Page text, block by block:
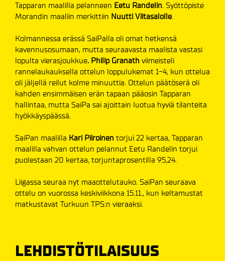
Tapparan maalilla pelanneen Eetu Randelin. Syöttöpiste
Morandin maaliin merkittiin Nuutti Viitasalolle.
Kolmannessa erässä SaiPalla oli omat hetkensä
kavennusosumaan, mutta seuraavasta maalista vastasi
lopulta vierasjoukkue. Philip Granath viimeisteli
rannelaukauksella ottelun loppulukemat 1-4, kun ottelua
oli jäljellä reilut kolme minuuttia. Ottelun päätöserä oli
kahden ensimmäisen erän tapaan pääosin Tapparan
hallintaa, mutta SaiPa sai ajoittain luotua hyviä tilanteita
hyökkäyspäässä.
SaiPan maalilla Kari Piiroinen torjui 22 kertaa, Tapparan
maalilla vahvan ottelun pelannut Eetu Randelin torjui
puolestaan 20 kertaa, torjuntaprosentilla 95,24.
Liigassa seuraa nyt maaottelutauko. SaiPan seuraava
ottelu on vuorossa keskiviikkona 15.11., kun keltamustat
matkustavat Turkuun TPS:n vieraaksi.
LEHDISTÖTILAISUUS